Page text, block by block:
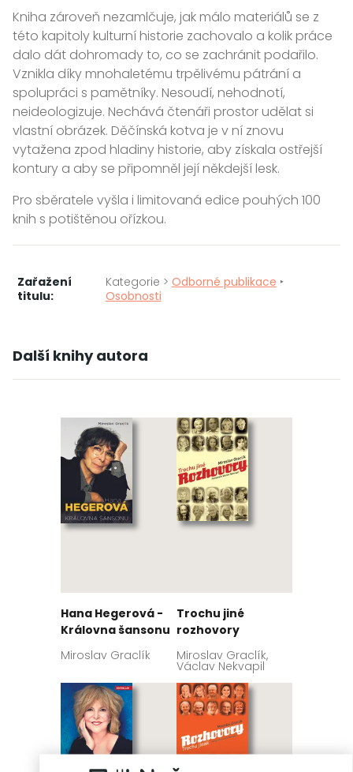
Kniha zároveň nezamlčuje, jak málo materiálů se z
této kapitoly kulturní historie zachovalo a kolik práce
dalo dát dohromady to, co se zachránit podařilo.
Vznikla díky mnohaletému trpělivému pátrání a
spolupráci s pamětníky. Nesoudí, nehodnotí,
neideologizuje. Nechává čtenáři prostor udělat si
vlastní obrázek. Děčínská kotva je v ní znovu
vytažena zpod hladiny historie, aby získala ostřejší
kontury a aby se připomněl její někdejší lesk.
Pro sběratele vyšla i limitovaná edice pouhých 100
knih s potištěnou ořízkou.
Zařažení
titulu:
Kategorie > Odborné publikace ‣
Osobnosti
Další knihy autora
Hana Hegerová -
Královna šansonu
Miroslav Graclík
Trochu jiné
rozhovory
Miroslav Graclík,
Václav Nekvapil